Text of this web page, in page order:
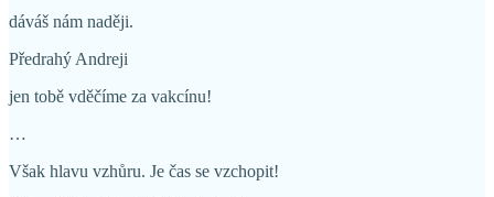
dáváš nám naději.
Předrahý Andreji
jen tobě vděčíme za vakcínu!
…
Však hlavu vzhůru. Je čas se vzchopit!